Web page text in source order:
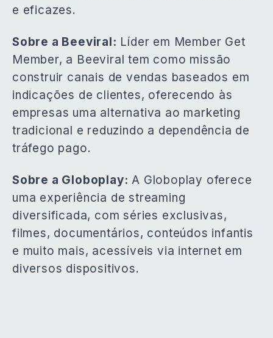
e eficazes.
Sobre a Beeviral: Líder em Member Get
Member, a Beeviral tem como missão
construir canais de vendas baseados em
indicações de clientes, oferecendo às
empresas uma alternativa ao marketing
tradicional e reduzindo a dependência de
tráfego pago.
Sobre a Globoplay: A Globoplay oferece
uma experiência de streaming
diversificada, com séries exclusivas,
filmes, documentários, conteúdos infantis
e muito mais, acessíveis via internet em
diversos dispositivos.